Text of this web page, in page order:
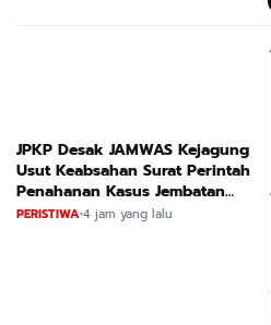
JPKP Desak JAMWAS Kejagung
Usut Keabsahan Surat Perintah
Penahanan Kasus Jembatan
CIRAUCI II
PERISTIWA•4 jam yang lalu